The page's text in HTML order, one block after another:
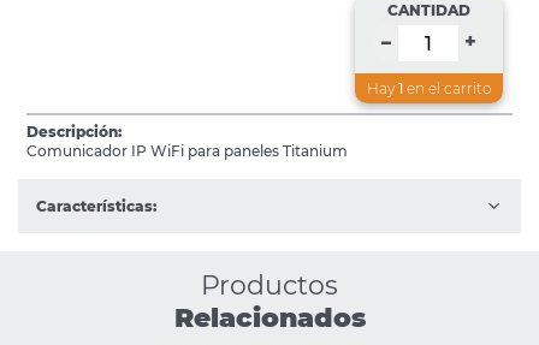
CANTIDAD
– +
Hay 1en el carrito
Descripción:
Comunicador IP WiFi para paneles Titanium
Características:
Productos
Relacionados